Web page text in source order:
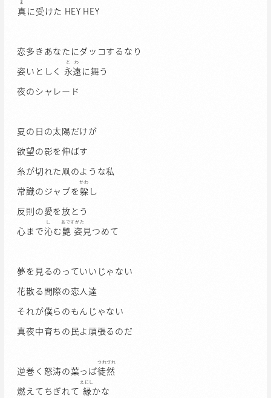
真
ま
に受けた HEY HEY
恋多きあなたにダッコするなり
姿いとしく 永遠
とわ
に舞う
夜のシャレード
夏の日の太陽だけが
欲望の影を伸ばす
糸が切れた凧のような私
常識のジャブを躱
かわ
し
反則の愛を放とう
心まで沁
し
む艶姿
あですがた
見つめて
夢を見るのっていいじゃない
花散る間際の恋人達
それが僕らのもんじゃない
真夜中育ちの民よ頑張るのだ
逆巻く怒涛の葉っぱ徒然
つれづれ
燃えてちぎれて 縁
えにし
かな